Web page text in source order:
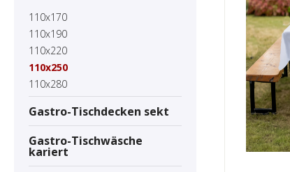
110x170
110x190
110x220
110x250
110x280
Gastro-Tischdecken sekt
Gastro-Tischwäsche
kariert